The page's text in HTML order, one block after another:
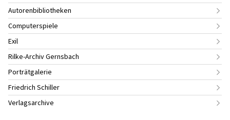
Autorenbibliotheken
Computerspiele
Exil
Rilke-Archiv Gernsbach
Porträtgalerie
Friedrich Schiller
Verlagsarchive